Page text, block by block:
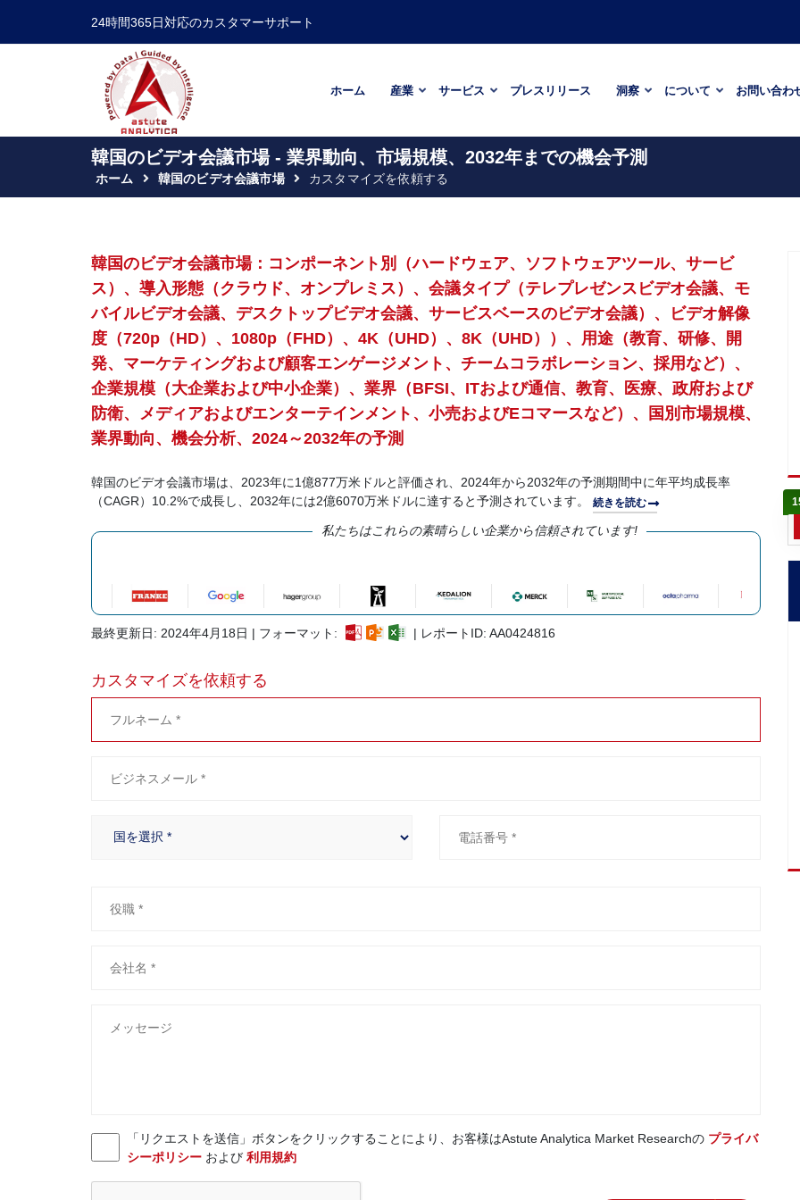
24時間365日対応のカスタマーサポート
ホーム 産業 サービス プレスリリース 洞察 について お問い合わ
韓国のビデオ会議市場 - 業界動向、市場規模、2032年までの機会予測
ホーム 韓国のビデオ会議市場 カスタマイズを依頼する
韓国のビデオ会議市場：コンポーネント別（ハードウェア、ソフトウェアツール、サービ
ス）、導入形態（クラウド、オンプレミス）、会議タイプ（テレプレゼンスビデオ会議、モ
バイルビデオ会議、デスクトップビデオ会議、サービスベースのビデオ会議）、ビデオ解像
度（720p（HD）、1080p（FHD）、4K（UHD）、8K（UHD））、用途（教育、研修、開
発、マーケティングおよび顧客エンゲージメント、チームコラボレーション、採用など）、
企業規模（大企業および中小企業）、業界（BFSI、ITおよび通信、教育、医療、政府および
防衛、メディアおよびエンターテインメント、小売およびEコマースなど）、国別市場規模、
業界動向、機会分析、2024～2032年の予測
韓国のビデオ会議市場は、2023年に1億877万米ドルと評価され、2024年から2032年の予測期間中に年平均成長率
（CAGR）10.2%で成長し、2032年には2億6070万米ドルに達すると予測されています。 続きを読む
私たちはこれらの素晴らしい企業から信頼されています!
最終更新日: 2024年4月18日 | フォーマット: | レポートID: AA0424816
カスタマイズを依頼する
「リクエストを送信」ボタンをクリックすることにより、お客様はAstute Analytica Market Researchの プライバ
シーポリシーおよび 利用規約